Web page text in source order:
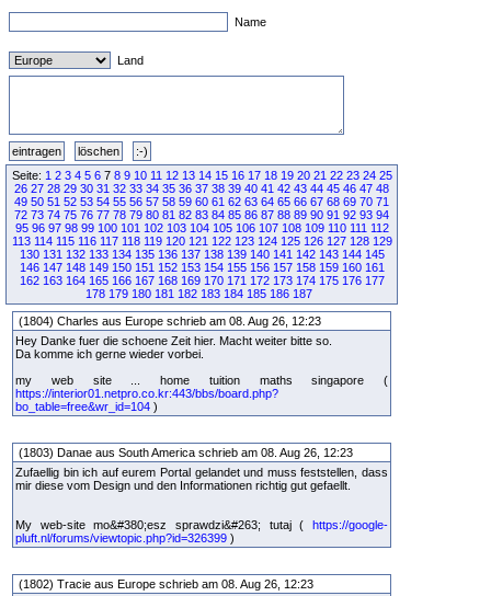
Name
Land
Seite: 1 2 3 4 5 67 8 9 10 11 12 13 14 15 16 17 18 19 20 21 22 23 24 25
26 27 28 29 30 31 32 33 34 35 36 37 38 39 40 41 42 43 44 45 46 47 48
49 50 51 52 53 54 55 56 57 58 59 60 61 62 63 64 65 66 67 68 69 70 71
72 73 74 75 76 77 78 79 80 81 82 83 84 85 86 87 88 89 90 91 92 93 94
95 96 97 98 99 100 101 102 103 104 105 106 107 108 109 110 111 112
113 114 115 116 117 118 119 120 121 122 123 124 125 126 127 128 129
130 131 132 133 134 135 136 137 138 139 140 141 142 143 144 145
146 147 148 149 150 151 152 153 154 155 156 157 158 159 160 161
162 163 164 165 166 167 168 169 170 171 172 173 174 175 176 177
178 179 180 181 182 183 184 185 186 187
(1804) Charles aus Europe schrieb am 08. Aug 26, 12:23
Hey Danke fuer die schoene Zeit hier. Macht weiter bitte so.
Da komme ich gerne wieder vorbei.
my web site ... home tuition maths singapore (
https://interior01.netpro.co.kr:443/bbs/board.php?
bo_table=free&wr_id=104 )
(1803) Danae aus South America schrieb am 08. Aug 26, 12:23
Zufaellig bin ich auf eurem Portal gelandet und muss feststellen, dass
mir diese vom Design und den Informationen richtig gut gefaellt.
My web-site mo&#380;esz sprawdzi&#263; tutaj ( https://google-
pluft.nl/forums/viewtopic.php?id=326399 )
(1802) Tracie aus Europe schrieb am 08. Aug 26, 12:23